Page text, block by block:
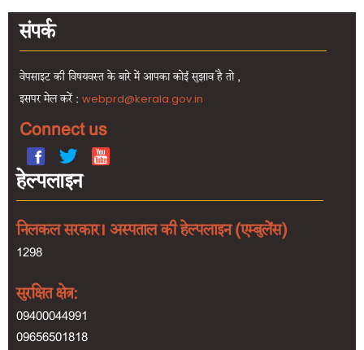
कैसे
पहुंचा
तीर्थयात्री
सुविधाएं
ऑनलाइन
बुकिंग
हेल्पलाइन
संपर्क
वेपसाइट की विषयवस्त के बारे में आपका कोई सुझाव है तो ,
इसपर मेल करें :webprd@kerala.gov.in
Connect us
हेल्पलाइन
निलकल सरकार। अस्पताल की हेल्पलाइन (एम्बुलेंस)
1298
सुरक्षित क्षेत्र:
09400044991
09656501818